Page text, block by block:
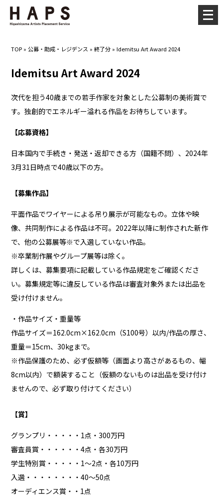
TOP »公募・助成・レジデンス »終了分 »Idemitsu Art Award 2024
Idemitsu Art Award 2024
次代を担う40歳までの若手作家を対象とした公募制の美術賞で
す。独創的でエネルギー溢れる作品をお待ちしています。
【応募資格】
日本国内で手続き・発送・返却できる方（国籍不問）、2024年
3月31日時点で40歳以下の方。
【募集作品】
平面作品でワイヤーによる吊り展示が可能なもの。立体や映
像、共同制作による作品は不可。2022年以降に制作された新作
で、他の公募展等※で入選していない作品。
※卒業制作展やグループ展等は除く。
詳しくは、募集要項に記載している作品規定をご確認くださ
い。募集規定等に違反している作品は審査対象外または出品を
受け付けません。
・作品サイズ・重量等
作品サイズ＝162.0cm×162.0cm（S100号）以内/作品の厚さ、
重量＝15cm、30kgまで。
※作品保護のため、必ず仮額等（画面より高さがあるもの、幅
8cm以内）で額装すること（仮額のないものは出品を受け付け
ませんので、必ず取り付けてください）
【賞】
グランプリ・・・・・1点・300万円
審査員賞・・・・・・4点・各30万円
学生特別賞・・・・・1～2点・各10万円
入選・・・・・・・・40～50点
オーディエンス賞・・1点
メ
ニ
く